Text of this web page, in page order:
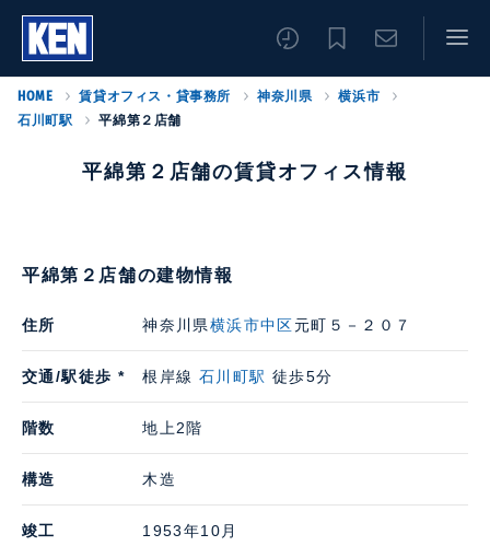
HOME 賃貸オフィス・貸事務所 神奈川県
横浜市
石川町駅
平綿第２店舗
平綿第２店舗の賃貸オフィス情報
平綿第２店舗の建物情報
住所 神奈川県横浜市中区元町５－２０７
交通/駅徒歩 * 根岸線 石川町駅 徒歩5分
階数 地上2階
構造 木造
竣工 1953年10月